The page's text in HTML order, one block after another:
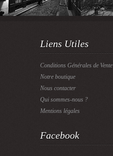
Liens Utiles
Conditions Générales de Vente
Notre boutique
Nous contacter
Qui sommes-nous ?
Mentions légales
Facebook